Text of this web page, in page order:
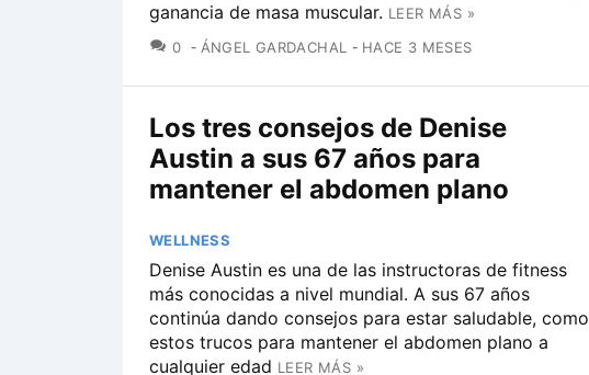
ganancia de masa muscular. LEER MÁS »
0 COMENTARIOS
ÁNGEL GARDACHAL HACE 3 MESES
Los tres consejos de Denise
Austin a sus 67 años para
mantener el abdomen plano
WELLNESS
Denise Austin es una de las instructoras de fitness
más conocidas a nivel mundial. A sus 67 años
continúa dando consejos para estar saludable, como
estos trucos para mantener el abdomen plano a
cualquier edad LEER MÁS »